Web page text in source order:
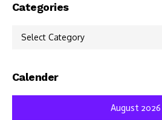
Categories
Categories
Calender
August 2026